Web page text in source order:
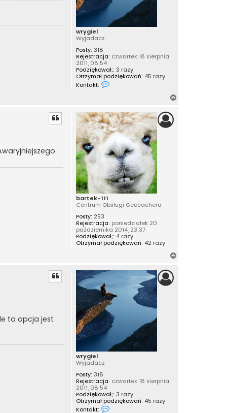
y
g
wrygiel
Wyjadacz
Posty: 318
Rejestracja: czwartek 18 sierpnia
2011, 08:54
Podziękował;: 3 razy
Otrzymał podziękowań: 45 razy
Kontakt:
a
k
t
u
s
i
ę
z
w
r
y
g
e
bartek-111
Centrum Obsługi Geocachera
Posty: 253
Rejestracja: poniedziałek 20
października 2014, 23:37
Podziękował;: 4 razy
Otrzymał podziękowań: 42 razy
wrygiel
Wyjadacz
Posty: 318
Rejestracja: czwartek 18 sierpnia
2011, 08:54
Podziękował;: 3 razy
Otrzymał podziękowań: 45 razy
Kontakt:
ta opcja jest